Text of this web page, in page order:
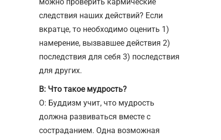
следствия наших действий? Если
вкратце, то необходимо оценить 1)
намерение, вызвавшее действия 2)
последствия для себя 3) последствия
для других.
В: Что такое мудрость?
О: Буддизм учит, что мудрость
должна развиваться вместе с
состраданием. Одна возможная